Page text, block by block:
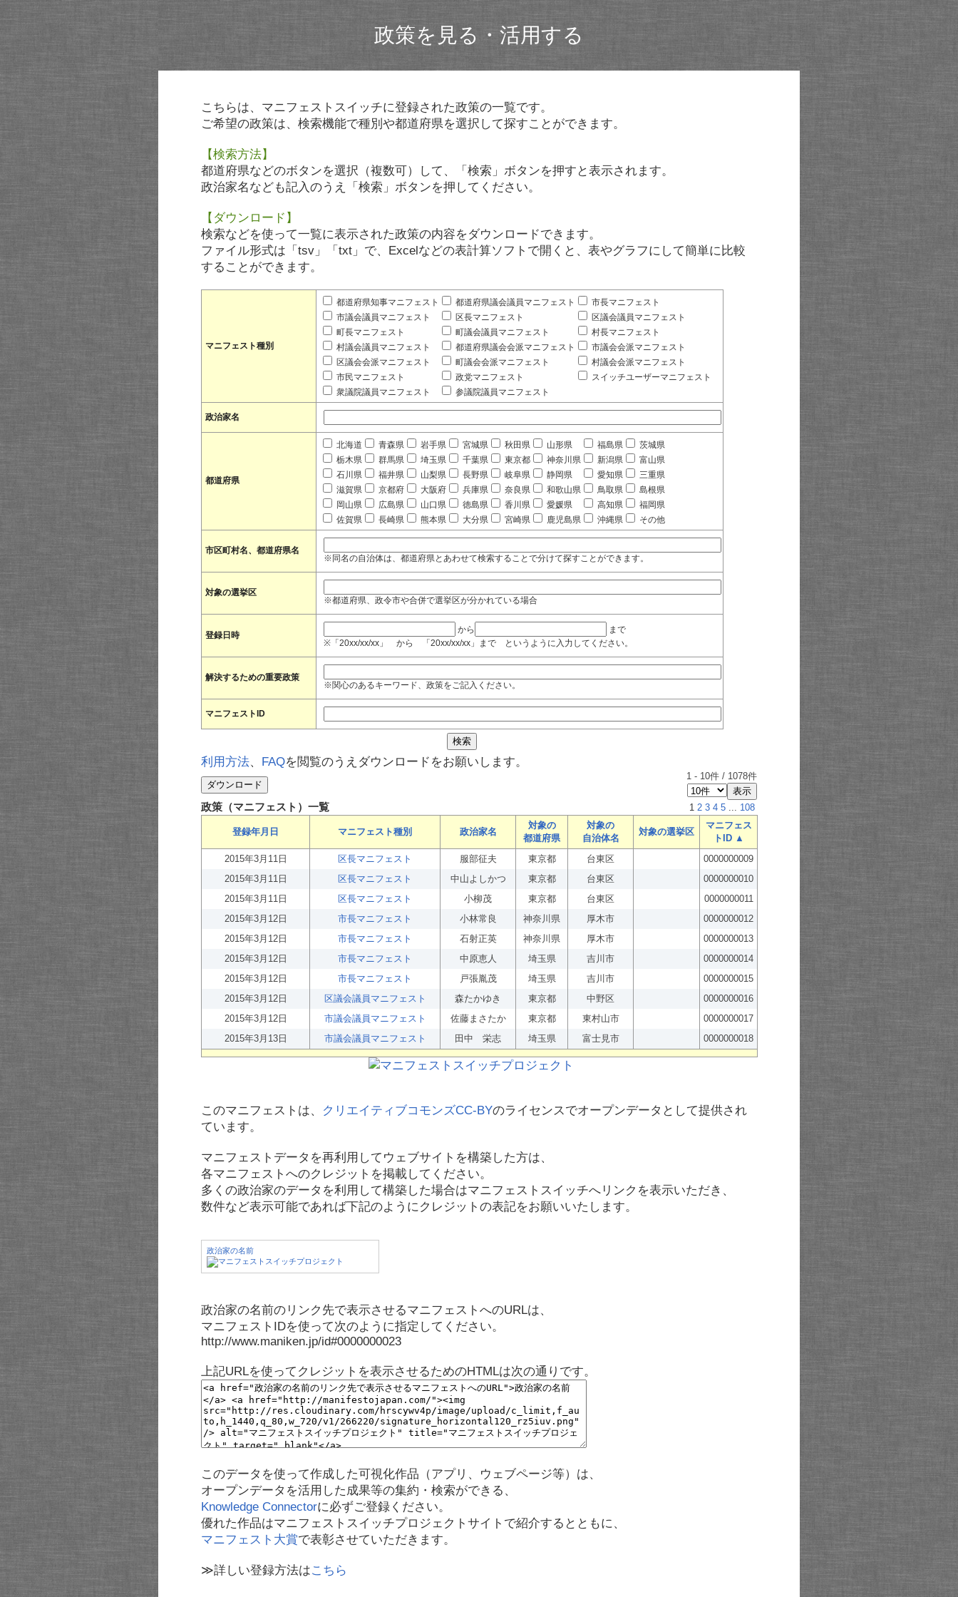
政策を見る・活用する
こちらは、マニフェストスイッチに登録された政策の一覧です。
ご希望の政策は、検索機能で種別や都道府県を選択して探すことができます。
【検索方法】
都道府県などのボタンを選択（複数可）して、「検索」ボタンを押すと表示されます。
政治家名なども記入のうえ「検索」ボタンを押してください。
【ダウンロード】
検索などを使って一覧に表示された政策の内容をダウンロードできます。
ファイル形式は「tsv」「txt」で、Excelなどの表計算ソフトで開くと、表やグラフにして簡単に比較
することができます。
マニフェスト種別
都道府県知事マニフェスト 都道府県議会議員マニフェスト
市長マニフェスト
市議会議員マニフェスト
区長マニフェスト
区議会議員マニフェスト
町長マニフェスト
町議会議員マニフェスト
村長マニフェスト
村議会議員マニフェスト
都道府県議会会派マニフェスト
市議会会派マニフェスト
区議会会派マニフェスト
町議会会派マニフェスト
村議会会派マニフェスト
市民マニフェスト
政党マニフェスト
スイッチユーザーマニフェスト
衆議院議員マニフェスト
参議院議員マニフェスト
政治家名
都道府県
北海道 青森県 岩手県 宮城県 秋田県 山形県 福島県
茨城県
栃木県
群馬県 埼玉県 千葉県 東京都 神奈川県 新潟県
富山県
石川県
福井県 山梨県 長野県 岐阜県 静岡県 愛知県
三重県
滋賀県
京都府 大阪府 兵庫県 奈良県 和歌山県 鳥取県
島根県
岡山県
広島県 山口県 徳島県 香川県 愛媛県 高知県
福岡県
佐賀県
長崎県 熊本県 大分県 宮崎県 鹿児島県 沖縄県 その他
市区町村名、都道府県名
※同名の自治体は、都道府県とあわせて検索することで分けて探すことができます。
対象の選挙区
※都道府県、政令市や合併で選挙区が分かれている場合
登録日時
から
まで
※「20xx/xx/xx」 から 「20xx/xx/xx」まで というように入力してください。
解決するための重要政策
※関心のあるキーワード、政策をご記入ください。
マニフェストID
利用方法、 FAQを閲覧のうえダウンロードをお願いします。
1 - 10件 / 1078件
政策（マニフェスト）一覧 1 2 3 4 5 ... 108
登録年月日 マニフェスト種別 政治家名
対象の
都道府県
対象の
自治体名
対象の選挙区
マニフェス
トID ▲
2015年3月11日
区長マニフェスト 服部征夫 東京都 台東区
0000000009
2015年3月11日
区長マニフェスト 中山よしかつ 東京都 台東区
0000000010
2015年3月11日
区長マニフェスト 小柳茂 東京都 台東区
0000000011
2015年3月12日
市長マニフェスト 小林常良 神奈川県 厚木市
0000000012
2015年3月12日
市長マニフェスト 石射正英 神奈川県 厚木市
0000000013
2015年3月12日
市長マニフェスト 中原恵人 埼玉県 吉川市
0000000014
2015年3月12日
市長マニフェスト 戸張胤茂 埼玉県 吉川市
0000000015
2015年3月12日
区議会議員マニフェスト 森たかゆき 東京都 中野区
0000000016
2015年3月12日
市議会議員マニフェスト 佐藤まさたか 東京都 東村山市
0000000017
2015年3月13日
市議会議員マニフェスト 田中 栄志 埼玉県 富士見市 0000000018
このマニフェストは、 クリエイティブコモンズCC-BYのライセンスでオープンデータとして提供され
ています。
マニフェストデータを再利用してウェブサイトを構築した方は、
各マニフェストへのクレジットを掲載してください。
多くの政治家のデータを利用して構築した場合はマニフェストスイッチへリンクを表示いただき、
数件など表示可能であれば下記のようにクレジットの表記をお願いいたします。
政治家の名前
政治家の名前のリンク先で表示させるマニフェストへのURLは、
マニフェストIDを使って次のように指定してください。
http://www.maniken.jp/id#0000000023
上記URLを使ってクレジットを表示させるためのHTMLは次の通りです。
このデータを使って作成した可視化作品（アプリ、ウェブページ等）は、
オープンデータを活用した成果等の集約・検索ができる、
Knowledge Connectorに必ずご登録ください。
優れた作品はマニフェストスイッチプロジェクトサイトで紹介するとともに、
マニフェスト大賞で表彰させていただきます。
≫詳しい登録方法はこちら